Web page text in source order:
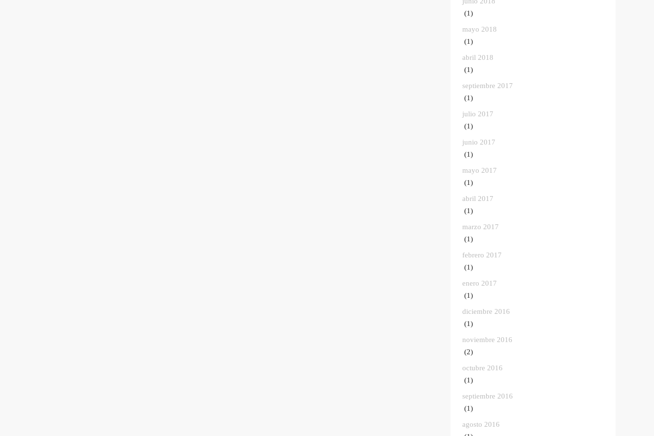
(1)
mayo 2018
(1)
abril 2018
(1)
septiembre 2017
(1)
julio 2017
(1)
junio 2017
(1)
mayo 2017
(1)
abril 2017
(1)
marzo 2017
(1)
febrero 2017
(1)
enero 2017
(1)
diciembre 2016
(1)
noviembre 2016
(2)
octubre 2016
(1)
septiembre 2016
(1)
agosto 2016